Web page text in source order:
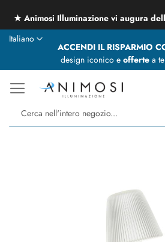
★ Animosi Illuminazione vi augura
ACCENDI IL RISPARMIO
design iconico e offertea
Lingua
Italiano